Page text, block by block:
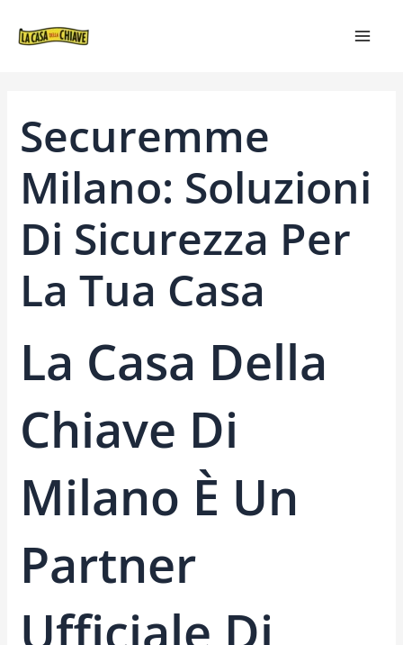
Securemme
Milano: Soluzioni
Di Sicurezza Per
La Tua Casa
La Casa Della
Chiave Di
Milano È Un
Partner
Ufficiale Di
ARTICOLI